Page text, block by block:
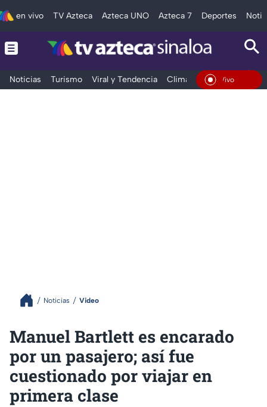
en vivo TV Azteca Azteca UNO Azteca 7 Deportes
Noticias Turismo Viral y Tendencia Clima Deportes
En Vivo
Noticias Video
Manuel Bartlett es encarado
por un pasajero; así fue
cuestionado por viajar en
primera clase